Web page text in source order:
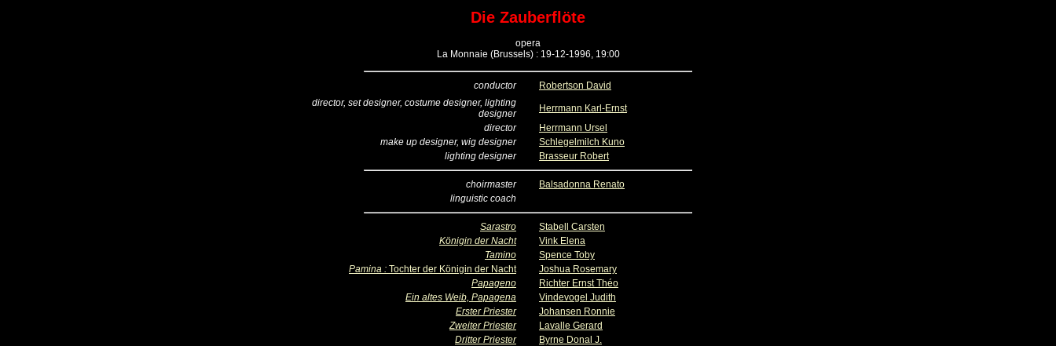
Die Zauberflöte
opera
La Monnaie (Brussels) : 19-12-1996, 19:00
conductor
Robertson David
director, set designer, costume designer, lighting
designer
Herrmann Karl-Ernst
director
Herrmann Ursel
make up designer, wig designer
Schlegelmilch Kuno
lighting designer
Brasseur Robert
choirmaster
Balsadonna Renato
linguistic coach
Sarastro
Stabell Carsten
Königin der Nacht
Vink Elena
Tamino
Spence Toby
Pamina : Tochter der Königin der Nacht
Joshua Rosemary
Papageno
Richter Ernst Théo
Ein altes Weib, Papagena
Vindevogel Judith
Erster Priester
Johansen Ronnie
Zweiter Priester
Lavalle Gerard
Dritter Priester
Byrne Donal J.